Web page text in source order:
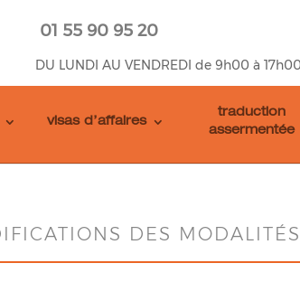
01 55 90 95 20
DU LUNDI AU VENDREDI de 9h00 à
visas d’affaires
traduction
assermentée
DES MODALITÉS